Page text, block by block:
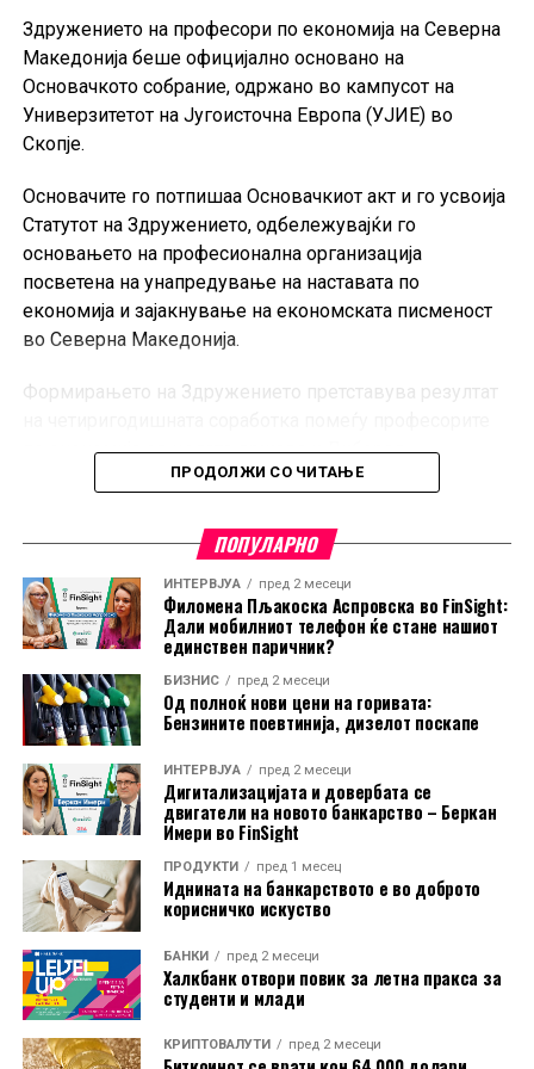
Здружението на професори по економија на Северна
Македонија беше официјално основано на
Основачкото собрание, одржано во кампусот на
Универзитетот на Југоисточна Европа (УЈИЕ) во
Скопје.
Основачите го потпишаа Основачкиот акт и го усвоија
Статутот на Здружението, одбележувајќи го
основањето на професионална организација
посветена на унапредување на наставата по
економија и зајакнување на економската писменост
во Северна Македонија.
Формирањето на Здружението претставува резултат
по економија од целата држава и Либерал
Алтернативниот Институт (ЛАИ). Преку иницијативи
Програмите за обука на наставници, EconLit Caravans и
други активности, професорите континуирано ја
истакнуваа потребата од професионално здружение
кое ќе ги обедини, ќе ја зајакне меѓусебната
соработка, ќе го промовира професионалниот развој
и ќе обезбеди одржлива платформа за понатамошно
унапредување на наставата по економија.
Одговарајќи на оваа заедничка визија, ЛАИ го
поддржа основањето на Здружението како дел од
својата долгорочна стратегија за зајакнување на
екосистемот за економска писменост во Северна
„Во изминатите четири години имавме привилегија
тесно да соработуваме со професорите по економија
од цела Северна Македонија. Во текот на ова
патување, една порака постојано се повторуваше –
потребата од професионално здружение кое ќе ги
обедини едукаторите и ќе обезбеди платформа за
ПРОДОЛЖИ СО ЧИТАЊЕ
ПОПУЛАРНО
ИНТЕРВЈУА пред 2 месеци
Филомена Пљакоска Аспровска во FinSight:
Дали мобилниот телефон ќе стане нашиот
единствен паричник?
БИЗНИС пред 2 месеци
Од полноќ нови цени на горивата:
Бензините поевтинија, дизелот поскапе
ИНТЕРВЈУА пред 2 месеци
Дигитализацијата и довербата се
двигатели на новото банкарство – Беркан
Имери во FinSight
ПРОДУКТИ пред 1 месец
Иднината на банкарството е во доброто
корисничко искуство
БАНКИ пред 2 месеци
Халкбанк отвори повик за летна пракса за
студенти и млади
КРИПТОВАЛУТИ пред 2 месеци